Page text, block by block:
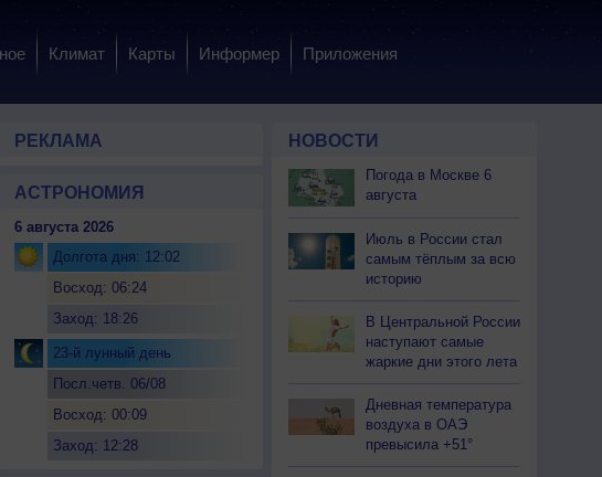
Климат Карты Информер Приложения
РЕКЛАМА
АСТРОНОМИЯ
6 августа 2026
Долгота дня: 12:02
Восход: 06:24
Заход: 18:26
23-й лунный день
Посл.четв. 06/08
Восход: 00:09
Заход: 12:28
НОВОСТИ
Погода в Москве 6
августа
Июль в России стал
самым тёплым за всю
историю
В Центральной России
наступают самые
жаркие дни этого лета
Дневная температура
воздуха в ОАЭ
превысила +51°